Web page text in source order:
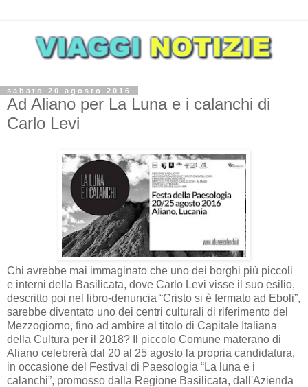
sabato 20 agosto 2016
Ad Aliano per La Luna e i calanchi di
Carlo Levi
Chi avrebbe mai immaginato che uno dei borghi più piccoli
e interni della Basilicata, dove Carlo Levi visse il suo esilio,
descritto poi nel libro-denuncia “Cristo si è fermato ad Eboli”,
sarebbe diventato uno dei centri culturali di riferimento del
Mezzogiorno, fino ad ambire al titolo di Capitale Italiana
della Cultura per il 2018? Il piccolo Comune materano di
Aliano celebrerà dal 20 al 25 agosto la propria candidatura,
in occasione del Festival di Paesologia “La luna e i
calanchi”, promosso dalla Regione Basilicata, dall'Azienda